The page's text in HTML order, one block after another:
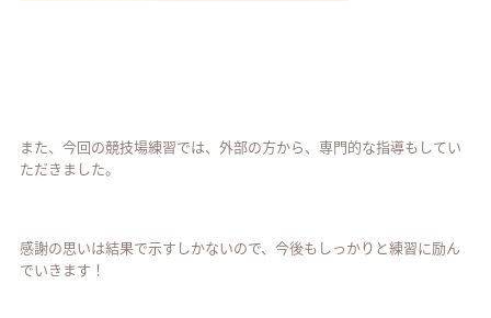
また、今回の競技場練習では、外部の方から、専門的な指導もしてい
ただきました。
感謝の思いは結果で示すしかないので、今後もしっかりと練習に励ん
でいきます！